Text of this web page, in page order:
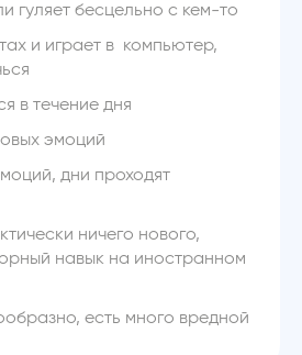
гуляет бесцельно с кем-то
и играет в компьютер,
в течение дня
эмоций
дни проходят
ничего нового,
навык на иностранном
есть много вредной